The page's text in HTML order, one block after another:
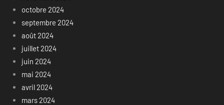
octobre 2024
septembre 2024
août 2024
juillet 2024
juin 2024
mai 2024
avril 2024
mars 2024